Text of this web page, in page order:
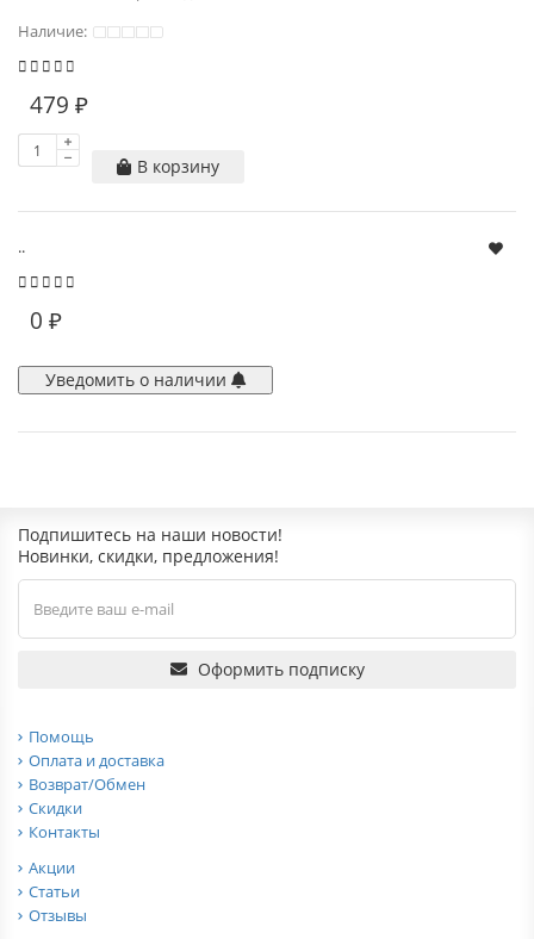
Наличие:
479 ₽
В корзину
..
0 ₽
Уведомить о наличии
Подпишитесь на наши новости!
Новинки, скидки, предложения!
Оформить подписку
Помощь
Оплата и доставка
Возврат/Обмен
Скидки
Контакты
Акции
Статьи
Отзывы